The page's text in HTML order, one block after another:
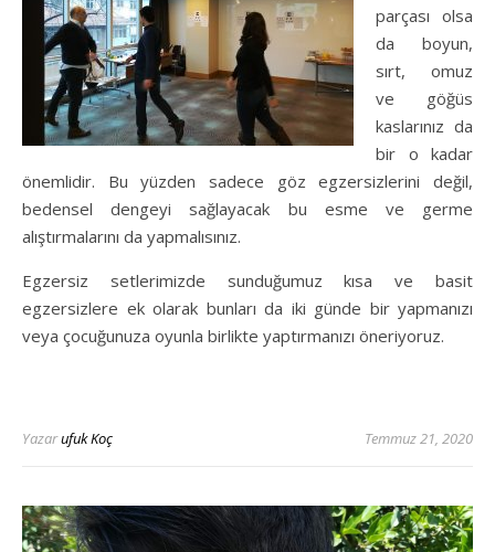
parçası olsa
da boyun,
sırt, omuz
ve göğüs
kaslarınız da
bir o kadar
önemlidir. Bu yüzden sadece göz egzersizlerini değil,
bedensel dengeyi sağlayacak bu esme ve germe
alıştırmalarını da yapmalısınız.
Egzersiz setlerimizde sunduğumuz kısa ve basit
egzersizlere ek olarak bunları da iki günde bir yapmanızı
veya çocuğunuza oyunla birlikte yaptırmanızı öneriyoruz.
Yazarufuk Koç Temmuz 21, 2020